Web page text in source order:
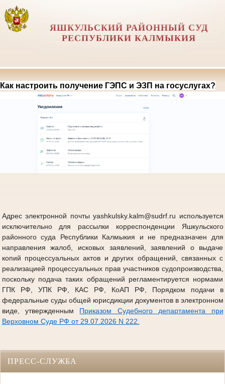
ЯШКУЛЬСКИЙ РАЙОННЫЙ СУД
РЕСПУБЛИКИ КАЛМЫКИЯ
Как настроить получение ГЭПС и ЭЗП на госуслугах?
Адрес электронной почты yashkulsky.kalm@sudrf.ru используется
исключительно для рассылки корреспонденции Яшкульского
районного суда Республики Калмыкия и не предназначен для
направления жалоб, исковых заявлений, заявлений о выдаче
копий процессуальных актов и других обращений, связанных с
реализацией процессуальных прав участников судопроизводства,
поскольку подача таких обращений регламентируется нормами
ГПК РФ, УПК РФ, КАС РФ, КоАП РФ, Порядком подачи в
федеральные суды общей юрисдикции документов в электронном
виде, утвержденным Приказом Судебного департамента при
Верховном Суде РФ от 29.07.2026 N 222.
ПРЕСС-СЛУЖБА